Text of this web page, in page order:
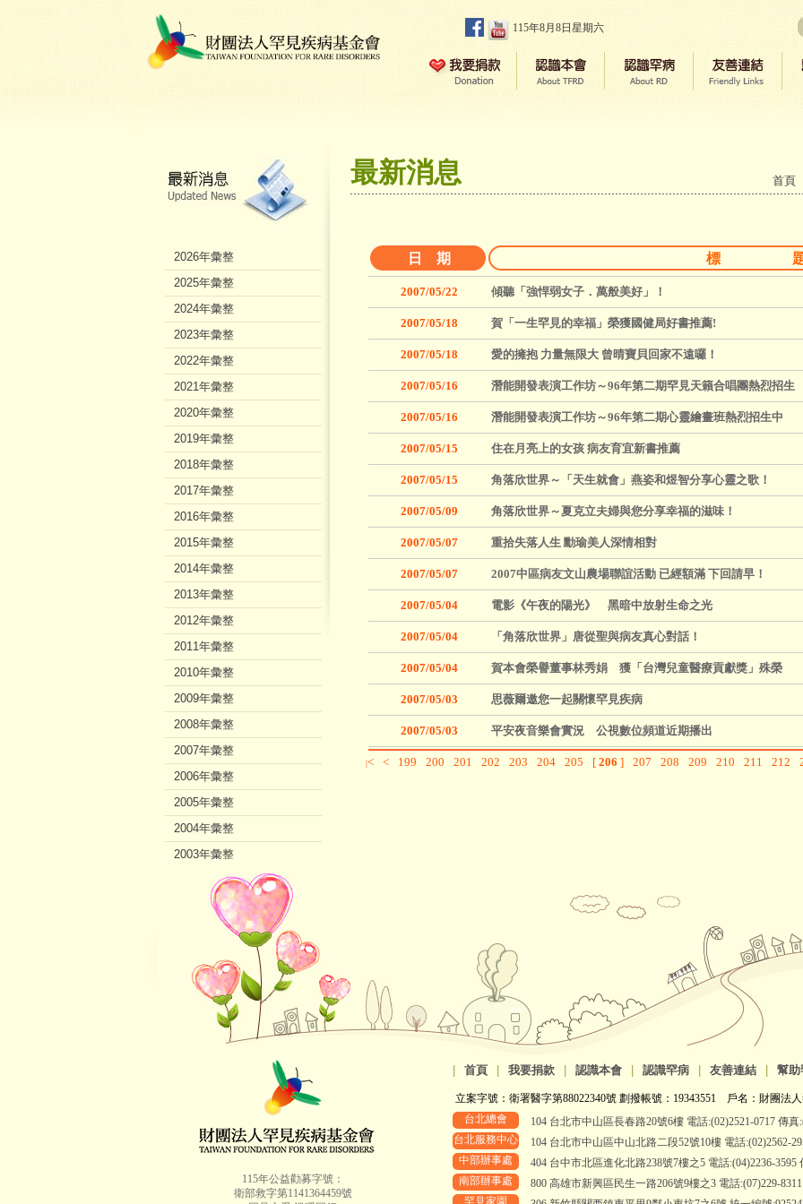
115年8月8日星期六
最新消息 首頁
日 期 標
2007/05/22 傾聽「強悍弱女子．萬般美好」！
2007/05/18 賀「一生罕見的幸福」榮獲國健局好書推薦!
2007/05/18 愛的擁抱 力量無限大 曾晴寶貝回家不遠囉！
2007/05/16 潛能開發表演工作坊～96年第二期罕見天籟合唱團熱烈招生
2007/05/16 潛能開發表演工作坊～96年第二期心靈繪畫班熱烈招生中
2007/05/15 住在月亮上的女孩 病友育宜新書推薦
2007/05/15 角落欣世界～「天生就會」燕姿和煜智分享心靈之歌！
2007/05/09 角落欣世界～夏克立夫婦與您分享幸福的滋味！
2007/05/07 重拾失落人生 勳瑜美人深情相對
2007/05/07 2007中區病友文山農場聯誼活動 已經額滿 下回請早！
2007/05/04 電影《午夜的陽光》 黑暗中放射生命之光
2007/05/04 「角落欣世界」唐從聖與病友真心對話！
2007/05/04 賀本會榮譽董事林秀娟 獲「台灣兒童醫療貢獻獎」殊榮
2007/05/03 思薇爾邀您一起關懷罕見疾病
2007/05/03 平安夜音樂會實況 公視數位頻道近期播出
|< < 199 200 201 202 203 204 205 [ 206 ] 207 208 209 210 211 212
2026年彙整
2025年彙整
2024年彙整
2023年彙整
2022年彙整
2021年彙整
2020年彙整
2019年彙整
2018年彙整
2017年彙整
2016年彙整
2015年彙整
2014年彙整
2013年彙整
2012年彙整
2011年彙整
2010年彙整
2009年彙整
2008年彙整
2007年彙整
2006年彙整
2005年彙整
2004年彙整
2003年彙整
2002年彙整
115年公益勸募字號：
衛部救字第1141364459號
首頁 我要捐款 認識本會 認識罕病 友善連結 幫助
立案字號：衛署醫字第88022340號 劃撥帳號：19343551 戶名：財團法
台北總會
104 台北市中山區長春路20號6樓 電話:(02)2521-0717 傳真
台北服務中心
104 台北市中山區中山北路二段52號10樓 電話:(02)2562-
中部辦事處
404 台中市北區進化北路238號7樓之5 電話:(04)2236-3595
南部辦事處
800 高雄市新興區民生一路206號9樓之3 電話:(07)229-
罕見家園